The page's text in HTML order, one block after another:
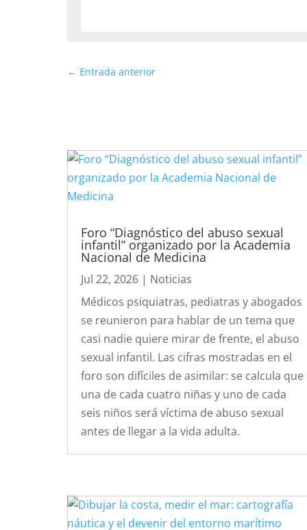
← Entrada anterior
Foro “Diagnóstico del abuso sexual
infantil” organizado por la Academia
Nacional de Medicina
Jul 22, 2026 | Noticias
Médicos psiquiatras, pediatras y abogados
se reunieron para hablar de un tema que
casi nadie quiere mirar de frente, el abuso
sexual infantil. Las cifras mostradas en el
foro son difíciles de asimilar: se calcula que
una de cada cuatro niñas y uno de cada
seis niños será víctima de abuso sexual
antes de llegar a la vida adulta.